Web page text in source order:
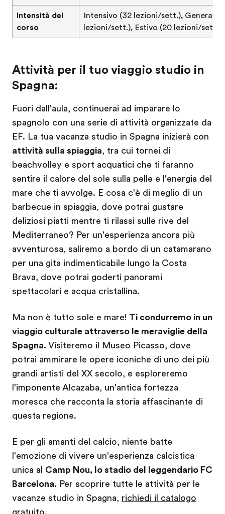
Intensità del
corso
Intensivo (32 lezioni/sett.), Generale
lezioni/sett.), Estivo (20 lezioni/sett.)
Attività per il tuo viaggio studio in
Spagna:
Fuori dall'aula, continuerai ad imparare lo
spagnolo con una serie di attività organizzate da
EF. La tua vacanza studio in Spagna inizierà con
attività sulla spiaggia, tra cui tornei di
beachvolley e sport acquatici che ti faranno
sentire il calore del sole sulla pelle e l'energia del
mare che ti avvolge. E cosa c'è di meglio di un
barbecue in spiaggia, dove potrai gustare
deliziosi piatti mentre ti rilassi sulle rive del
Mediterraneo? Per un'esperienza ancora più
avventurosa, saliremo a bordo di un catamarano
per una gita indimenticabile lungo la Costa
Brava, dove potrai goderti panorami
spettacolari e acqua cristallina.
Ma non è tutto sole e mare! Ti condurremo in un
viaggio culturale attraverso le meraviglie della
Spagna. Visiteremo il Museo Picasso, dove
potrai ammirare le opere iconiche di uno dei più
grandi artisti del XX secolo, e esploreremo
l'imponente Alcazaba, un'antica fortezza
moresca che racconta la storia affascinante di
questa regione.
E per gli amanti del calcio, niente batte
l'emozione di vivere un'esperienza calcistica
unica al Camp Nou, lo stadio del leggendario FC
Barcelona. Per scoprire tutte le attività per le
vacanze studio in Spagna, richiedi il catalogo
gratuito.